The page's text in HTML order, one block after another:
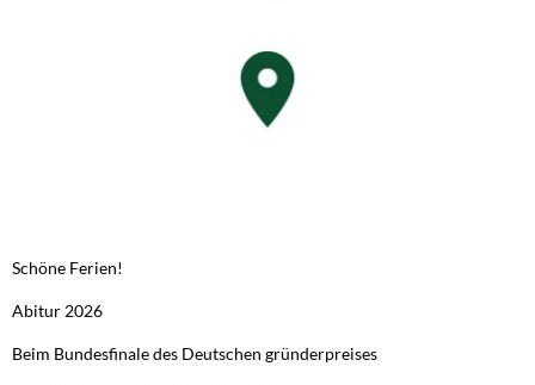
Schöne Ferien!
Abitur 2026
Beim Bundesfinale des Deutschen gründerpreises